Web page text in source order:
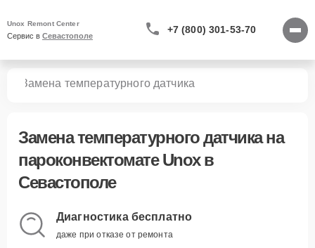
Unox Remont Center
Сервис в Севастополе
+7 (800) 301-53-70
Замена температурного датчика
Замена температурного датчикана
пароконвектомате Unox в
Севастополе
Диагностика бесплатно
даже при отказе от ремонта